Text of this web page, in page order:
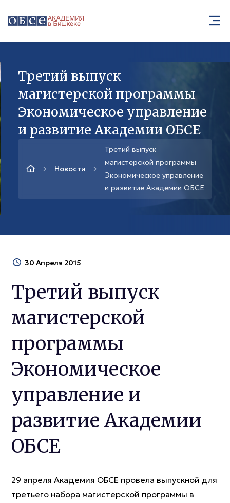
Третий выпуск
магистерской программы
Экономическое управление
и развитие Академии ОБСЕ
Новости
Третий выпуск
магистерской программы
Экономическое управление
и развитие Академии ОБСЕ
30 Апреля 2015
Третий выпуск
магистерской
программы
Экономическое
управление и
развитие Академии
ОБСЕ
29 апреля Академия ОБСЕ провела выпускной для
третьего набора магистерской программы в